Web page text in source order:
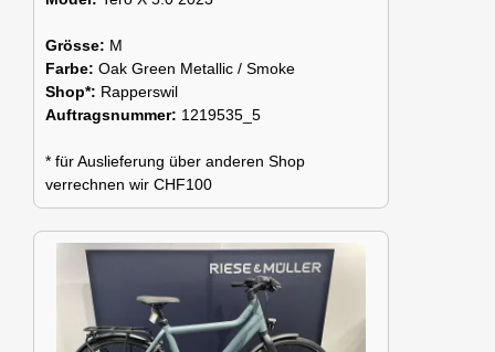
Grösse: M
Farbe: Oak Green Metallic / Smoke
Shop*: Rapperswil
Auftragsnummer: 1219535_5
* für Auslieferung über anderen Shop
verrechnen wir CHF100